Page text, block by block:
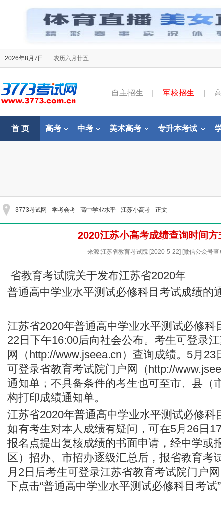
2026年8月7日 农历六月廿五
自主招生 军校招生
首 页 高考 中考 美术高考 专升本考试
3773考试网 - 学考会考 - 高中学业水平 - 江苏小高考 - 正文
2020江苏小高考成绩查询时间方
来源:江苏省教育考试院 [2020-5-22] [微信公众号查
省教育考试院关于发布江苏省2020年
普通高中学业水平测试必修科目考试成绩的
江苏省2020年普通高中学业水平测试必修科
22日下午16:00后向社会公布。考生可登录
网（http://www.jseea.cn）查询成绩。5月23
可登录省教育考试院门户网（http://
通知单；不具备条件的考生也可至市、县（
构打印成绩通知单。
江苏省2020年普通高中学业水平测试必修科
如有考生对本人成绩有疑问，可在5月26日
报名点提出复核成绩的书面申请，经中学或
区）招办、市招办逐级汇总后，报省教育考
月2日后考生可登录江苏省教育考试院门户
下点击“普通高中学业水平测试必修科目考试